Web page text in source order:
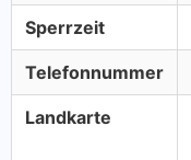
Sperrzeit
Telefonnummer
Landkarte